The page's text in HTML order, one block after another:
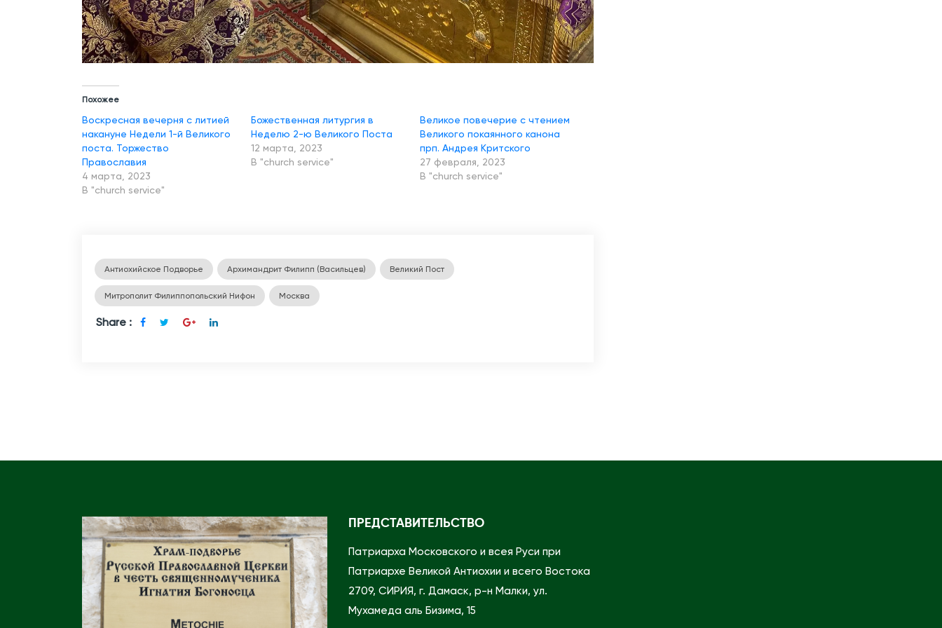
и
я
в
д
е
л
с
т
Похожее
Воскресная вечерня с литией
накануне Недели 1-й Великого
поста. Торжество
Православия
4 марта, 2023
В "church service"
Божественная литургия в
Неделю 2-ю Великого Поста
12 марта, 2023
В "church service"
Великое повечерие с чтением
Великого покаянного канона
прп. Андрея Критского
27 февраля, 2023
В "church service"
Антиохийское Подворье Архимандрит Филипп (Васильцев) Великий Пост
Митрополит Филиппопольский Нифон Москва
Share :
ПРЕДСТАВИТЕЛЬСТВО
Патриарха Московского и всея Руси при
Патриархе Великой Антиохии и всего Востока
2709, СИРИЯ, г. Дамаск, р-н Малки, ул.
Мухамеда аль Бизима, 15